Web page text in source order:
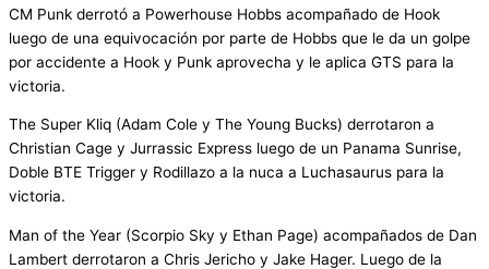
CM Punk derrotó a Powerhouse Hobbs acompañado de Hook
luego de una equivocación por parte de Hobbs que le da un golpe
por accidente a Hook y Punk aprovecha y le aplica GTS para la
victoria.
The Super Kliq (Adam Cole y The Young Bucks) derrotaron a
Christian Cage y Jurrassic Express luego de un Panama Sunrise,
Doble BTE Trigger y Rodillazo a la nuca a Luchasaurus para la
victoria.
Man of the Year (Scorpio Sky y Ethan Page) acompañados de Dan
Lambert derrotaron a Chris Jericho y Jake Hager. Luego de la